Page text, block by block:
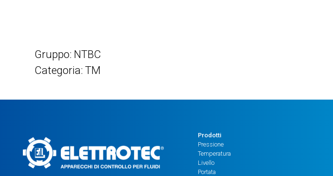
Gruppo: NTBC
Categoria: TM
Prodotti
Pressione
Temperatura
Livello
Portata